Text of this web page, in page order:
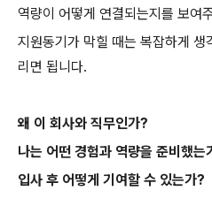
역량이 어떻게 연결되는지를 보여
지원동기가 막힐 때는 복잡하게
리면 됩니다.
왜 이 회사와 직무인가?
나는 어떤 경험과 역량을 준비했는
입사 후 어떻게 기여할 수 있는가?